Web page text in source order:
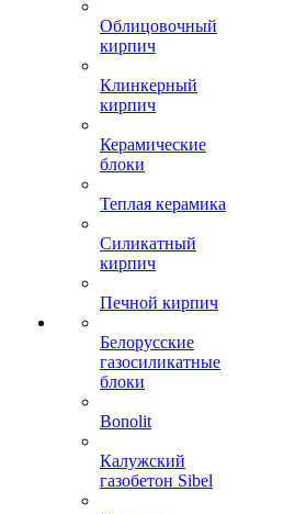
Облицовочный
кирпич
Клинкерный
кирпич
Керамические
блоки
Теплая керамика
Силикатный
кирпич
Печной кирпич
Белорусские
газосиликатные
блоки
Bonolit
Калужский
газобетон Sibel